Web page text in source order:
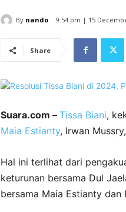
By nando 9:54 pm | 15
Share
Suara.com – Tissa Biani,
Maia Estianty, Irwan Mussry,
Hal ini terlihat dari
keturunan bersama Dul
bersama Maia Estianty dan